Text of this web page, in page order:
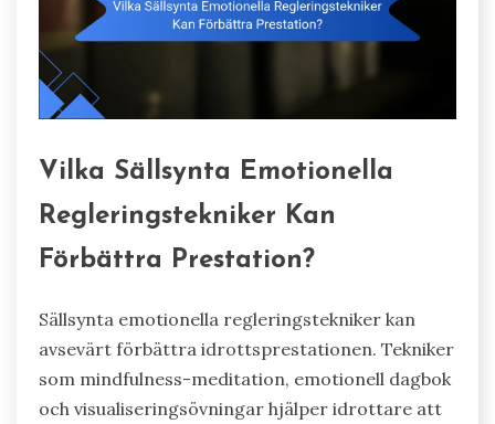
Vilka Sällsynta Emotionella
Regleringstekniker Kan
Förbättra Prestation?
Sällsynta emotionella regleringstekniker kan
avsevärt förbättra idrottsprestationen. Tekniker
som mindfulness-meditation, emotionell dagbok
och visualiseringsövningar hjälper idrottare att